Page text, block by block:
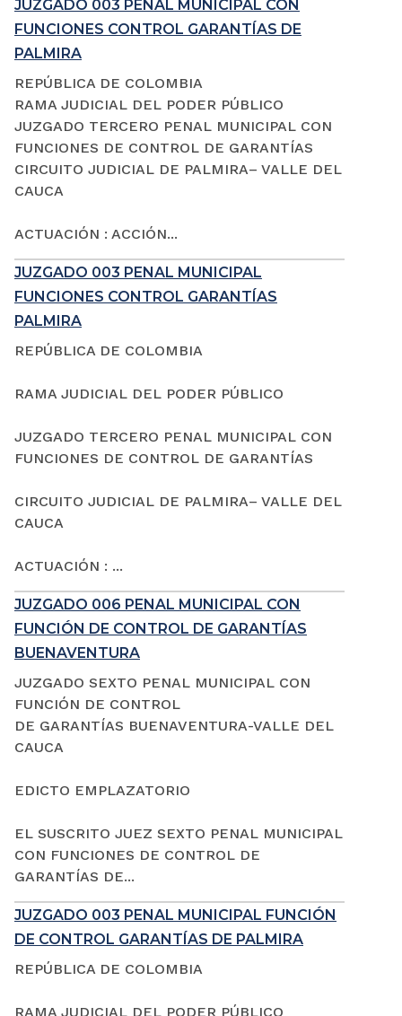
JUZGADO 003 PENAL MUNICIPAL CON
FUNCIONES CONTROL GARANTÍAS DE
PALMIRA
REPÚBLICA DE COLOMBIA
RAMA JUDICIAL DEL PODER PÚBLICO
JUZGADO TERCERO PENAL MUNICIPAL CON
FUNCIONES DE CONTROL DE GARANTÍAS
CIRCUITO JUDICIAL DE PALMIRA– VALLE DEL
CAUCA
ACTUACIÓN : ACCIÓN...
JUZGADO 003 PENAL MUNICIPAL
FUNCIONES CONTROL GARANTÍAS
PALMIRA
REPÚBLICA DE COLOMBIA
RAMA JUDICIAL DEL PODER PÚBLICO
JUZGADO TERCERO PENAL MUNICIPAL CON
FUNCIONES DE CONTROL DE GARANTÍAS
CIRCUITO JUDICIAL DE PALMIRA– VALLE DEL
CAUCA
ACTUACIÓN : ...
JUZGADO 006 PENAL MUNICIPAL CON
FUNCIÓN DE CONTROL DE GARANTÍAS
BUENAVENTURA
JUZGADO SEXTO PENAL MUNICIPAL CON
FUNCIÓN DE CONTROL
DE GARANTÍAS BUENAVENTURA-VALLE DEL
CAUCA
EDICTO EMPLAZATORIO
EL SUSCRITO JUEZ SEXTO PENAL MUNICIPAL
CON FUNCIONES DE CONTROL DE
GARANTÍAS DE...
JUZGADO 003 PENAL MUNICIPAL FUNCIÓN
DE CONTROL GARANTÍAS DE PALMIRA
REPÚBLICA DE COLOMBIA
RAMA JUDICIAL DEL PODER PÚBLICO